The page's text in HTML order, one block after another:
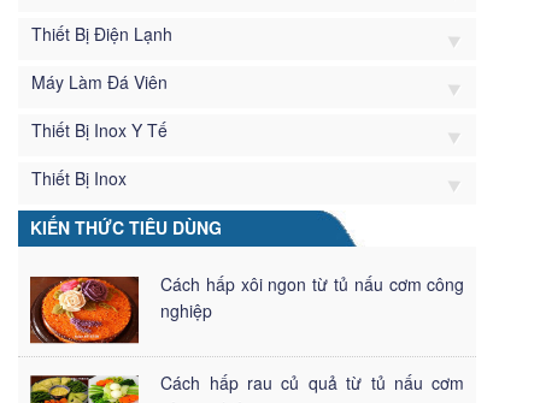
Thiết Bị Điện Lạnh
Máy Làm Đá Viên
Thiết Bị Inox Y Tế
Thiết Bị Inox
KIẾN THỨC TIÊU DÙNG
Cách hấp xôi ngon từ tủ nấu cơm công
nghiệp
Cách hấp rau củ quả từ tủ nấu cơm